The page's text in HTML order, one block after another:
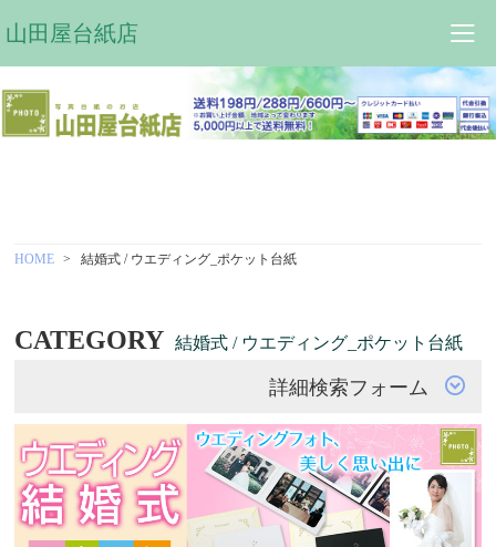
山田屋台紙店
HOME 結婚式 / ウエディング_ポケット台紙
CATEGORY 結婚式 / ウエディング_ポケット台紙
詳細検索フォーム